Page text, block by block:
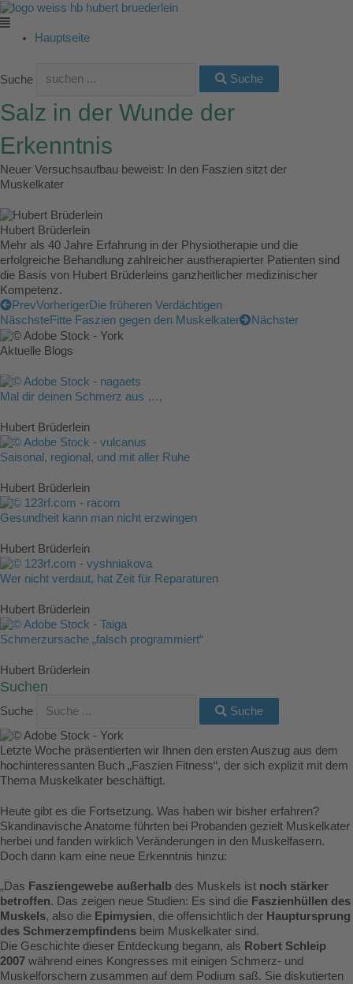
Zum
Inhalt
springen
Main
Menu
Hauptseite
Suche Suche
Salz in der Wunde der
Erkenntnis
Neuer Versuchsaufbau beweist: In den Faszien sitzt der
Muskelkater
Hubert Brüderlein
Mehr als 40 Jahre Erfahrung in der Physiotherapie und die
erfolgreiche Behandlung zahlreicher austherapierter Patienten sind
die Basis von Hubert Brüderleins ganzheitlicher medizinischer
Kompetenz.
PrevVorherigerDie früheren Verdächtigen
NäschsteFitte Faszien gegen den Muskelkater Nächster
Aktuelle Blogs
Mal dir deinen Schmerz aus …,
Hubert Brüderlein
Saisonal, regional, und mit aller Ruhe
Hubert Brüderlein
Gesundheit kann man nicht erzwingen
Hubert Brüderlein
Wer nicht verdaut, hat Zeit für Reparaturen
Hubert Brüderlein
Schmerzursache „falsch programmiert“
Hubert Brüderlein
Suchen
Suche Suche
Letzte Woche präsentierten wir Ihnen den ersten Auszug aus dem
hochinteressanten Buch „Faszien Fitness“, der sich explizit mit dem
Thema Muskelkater beschäftigt.
Heute gibt es die Fortsetzung. Was haben wir bisher erfahren?
Skandinavische Anatome führten bei Probanden gezielt Muskelkater
herbei und fanden wirklich Veränderungen in den Muskelfasern.
Doch dann kam eine neue Erkenntnis hinzu:
„Das Fasziengewebe außerhalb des Muskels ist noch stärker
betroffen. Das zeigen neue Studien: Es sind die Faszienhüllen des
Muskels, also die Epimysien, die offensichtlich der Hauptursprung
des Schmerzempfindens beim Muskelkater sind.
Die Geschichte dieser Entdeckung begann, als Robert Schleip
2007 während eines Kongresses mit einigen Schmerz- und
Muskelforschern zusammen auf dem Podium saß. Sie diskutierten
Main
Menu
Main
Menu
Main
Menu
Main
Menu